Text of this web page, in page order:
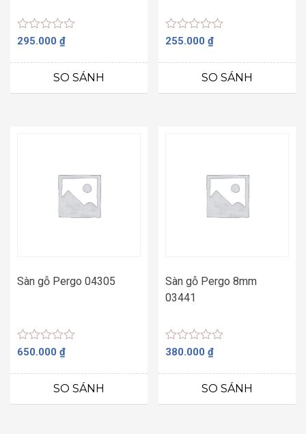
Được
hạng
sao
295.000 ₫
SO SÁNH
Được
hạng
sao
255.000₫
SO SÁNH
Sàn gỗ Pergo 04305
Được
hạng
sao
650.000 ₫
SO SÁNH
Sàn gỗ Pergo 8mm
03441
Được
hạng
sao
380.000₫
SO SÁNH